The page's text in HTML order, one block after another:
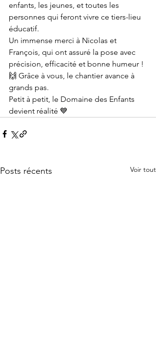
enfants, les jeunes, et toutes les
personnes qui feront vivre ce tiers-lieu
éducatif.
Un immense merci à Nicolas et
François, qui ont assuré la pose avec
précision, efficacité et bonne humeur !
🙌 Grâce à vous, le chantier avance à
grands pas.
Petit à petit, le Domaine des Enfants
devient réalité 💙
Posts récents Voir tout